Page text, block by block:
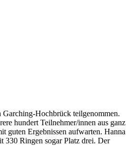
Garching-Hochbrück teilgenommen.
hundert Teilnehmer/innen aus ganz
guten Ergebnissen aufwarten. Hanna
330 Ringen sogar Platz drei. Der